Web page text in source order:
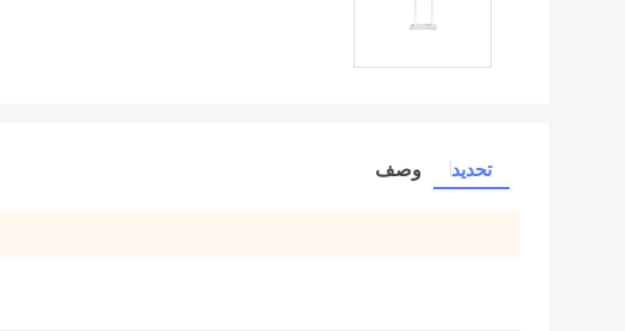
تحديد وصف